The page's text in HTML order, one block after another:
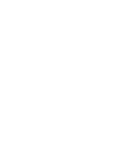
transforme en aventure,
rafraîchissements et du
Avec ces fonctionnalités
vous n’aurez jamais plus
équipé comme un